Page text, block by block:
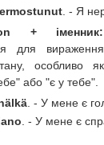
. - Я
+ іменник:
для
або "є у тебе".
. - У мене є
. - У мене є